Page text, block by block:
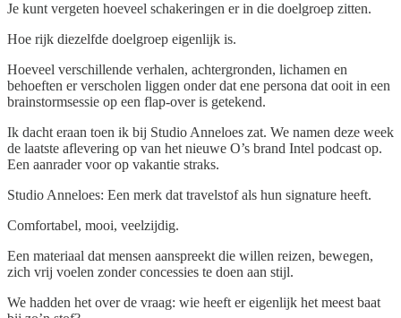
Je kunt vergeten hoeveel schakeringen er in die doelgroep zitten.
Hoe rijk diezelfde doelgroep eigenlijk is.
Hoeveel verschillende verhalen, achtergronden, lichamen en
behoeften er verscholen liggen onder dat ene persona dat ooit in een
brainstormsessie op een flap-over is getekend.
Ik dacht eraan toen ik bij Studio Anneloes zat. We namen deze week
de laatste aflevering op van het nieuwe O’s brand Intel podcast op.
Een aanrader voor op vakantie straks.
Studio Anneloes: Een merk dat travelstof als hun signature heeft.
Comfortabel, mooi, veelzijdig.
Een materiaal dat mensen aanspreekt die willen reizen, bewegen,
zich vrij voelen zonder concessies te doen aan stijl.
We hadden het over de vraag: wie heeft er eigenlijk het meest baat